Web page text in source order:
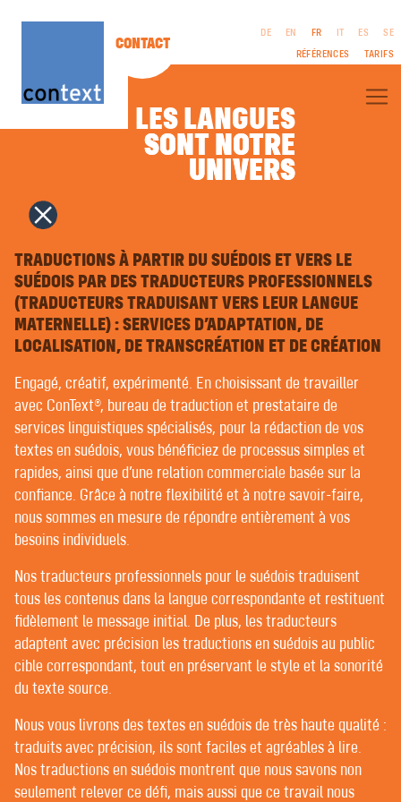
LES LANGUES
SONT NOTRE
UNIVERS
SONT NOTRE
UNIVERS
DE EN FR IT ES
SE
RÉFÉRENCES
TARIFS
FILM & TÉLÉVISION | SCÉNARIOS
COMMUNICATION ÉDITORIALE
COPYWRITING | TEXTES PUBLICITAIRES
RELATIONS PUBLIQUES
NAMING | NOMS DE MARQUES
DESIGN GRAPHIQUE | MULTIMÉDIA
COMPOSITION EN LANGUES ÉTRANGÈRES | PRÉPRESSE
ENREGISTREMENTS VOCAUX
COURS DE LANGUES ÉTRANGÈRES | COACHING
TRADUCTION AUTOMATIQUE PAR INTELLIGENCE ARTIFICIELLE
POST-ÉDITION | RELECTURE
RÉVISION ET CORRECTION
BIENVENUE CHEZ CONTEXT® –
TRADUCTEURS | RÉDACTEURS |
RÉVISEURS
CHEZ CONTEXT®, LES BONS CLIENTS BÉNÉFICIENT
D’UN SERVICE PERSONNALISÉ. PAR CHANCE, NOUS
N’AVONS QUE DE BONS CLIENTS.
Toutes les agences de traduction (ou presque) sont
une relation de confiance avec leur clientèle. Mais tout
est question d’interprétation.
Dans de nombreuses agences de traduction, il n’est pas
MENTIONS
CGV
PROTECTION DES
DONNÉES
TRADUCTIONS À PARTIR DU SUÉDOIS ET VERS LE
SUÉDOIS PAR DES TRADUCTEURS PROFESSIONNELS
(TRADUCTEURS TRADUISANT VERS LEUR LANGUE
MATERNELLE) : SERVICES D’ADAPTATION, DE
LOCALISATION, DE TRANSCRÉATION ET DE CRÉATION
Engagé, créatif, expérimenté. En choisissant de travailler
avec ConText®, bureau de traduction et prestataire de
services linguistiques spécialisés, pour la rédaction de vos
textes en suédois, vous bénéficiez de processus simples et
rapides, ainsi que d’une relation commerciale basée sur la
confiance. Grâce à notre flexibilité et à notre savoir-faire,
nous sommes en mesure de répondre entièrement à vos
besoins individuels.
Nos traducteurs professionnels pour le suédois traduisent
tous les contenus dans la langue correspondante et restituent
fidèlement le message initial. De plus, les traducteurs
adaptent avec précision les traductions en suédois au public
cible correspondant, tout en préservant le style et la sonorité
du texte source.
Nous vous livrons des textes en suédois de très haute qualité :
traduits avec précision, ils sont faciles et agréables à lire.
Nos traductions en suédois montrent que nous savons non
seulement relever ce défi, mais aussi que ce travail nous
CONTACT